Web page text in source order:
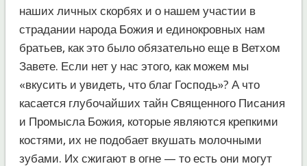
наших личных скорбях и о нашем участии в
страдании народа Божия и единокровных нам
братьев, как это было обязательно еще в Ветхом
Завете. Если нет у нас этого, как можем мы
«вкусить и увидеть, что благ Господь»? А что
касается глубочайших тайн Священного Писания
и Промысла Божия, которые являются крепкими
костями, их не подобает вкушать молочными
зубами. Их сжигают в огне — то есть они могут